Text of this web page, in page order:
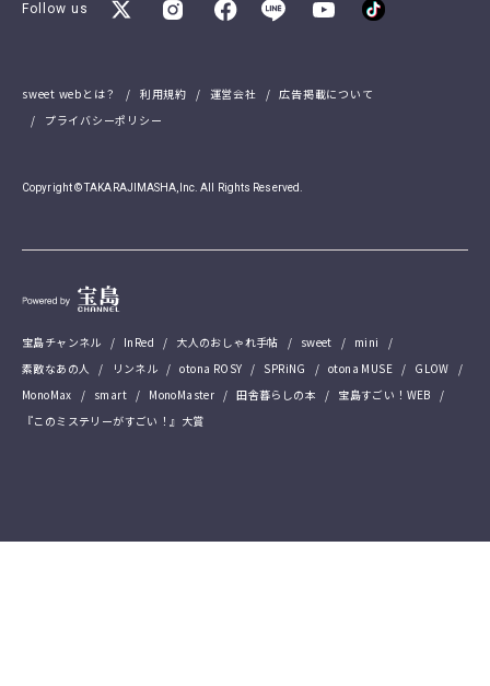
Follow us
sweet webとは？ 利用規約 運営会社
広告掲載について
プライバシーポリシー
Copyright © TAKARAJIMASHA,Inc. All Rights Reserved.
宝島チャンネル InRed 大人のおしゃれ手帖 sweet
mini
素敵なあの人
リンネル otona ROSY SPRiNG otona MUSE
GLOW
MonoMax
smart MonoMaster 田舎暮らしの本
宝島すごい！WEB
『このミステリーがすごい！』大賞